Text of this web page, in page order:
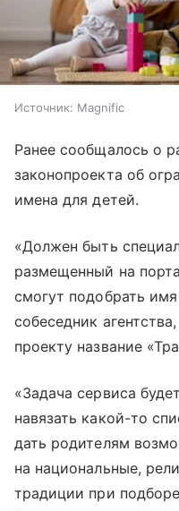
Источник: Magnific
Ранее сообщалось о
законопроекта об
имена для детей.
«Должен быть
размещенный на
смогут подобрать
собеседник
проекту название
«Задача сервиса
навязать какой-то
дать родителям
на национальные,
традиции при